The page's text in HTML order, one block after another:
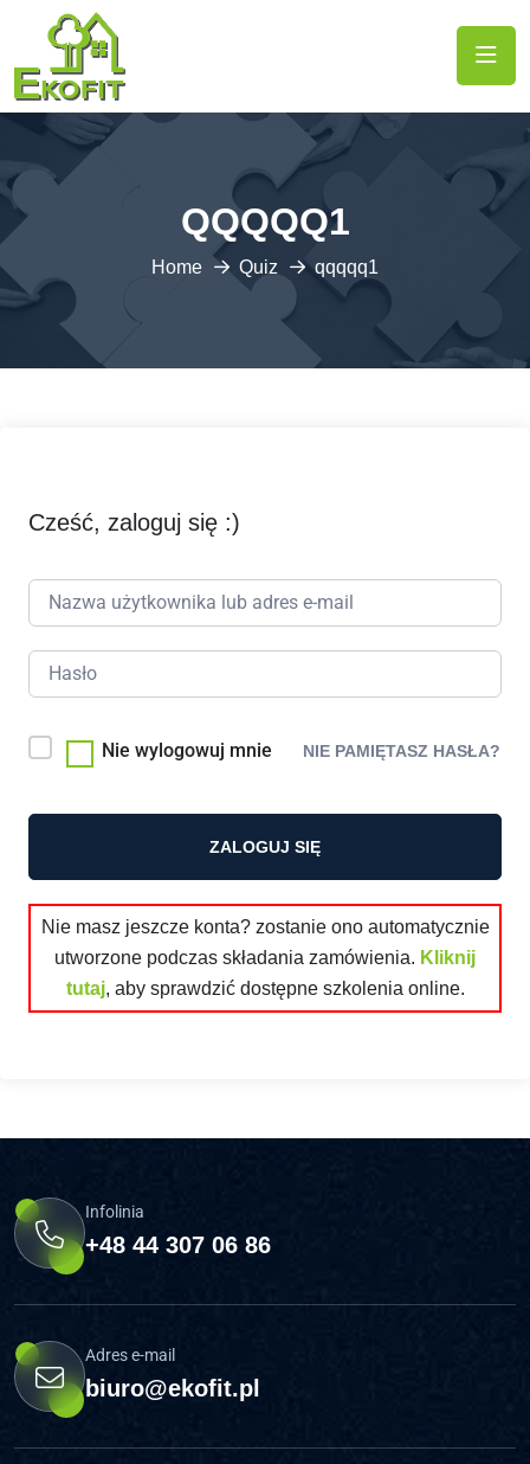
QQQQQ1
Home Quiz qqqqq1
Cześć, zaloguj się :)
Nie wylogowuj mnie NIE PAMIĘTASZ HASŁA?
ZALOGUJ SIĘ
Nie masz jeszcze konta? zostanie ono automatycznie
utworzone podczas składania zamówienia. Kliknij
tutaj, aby sprawdzić dostępne szkolenia online.
Infolinia
+48 44 307 06 86
Adres e-mail
biuro@ekofit.pl